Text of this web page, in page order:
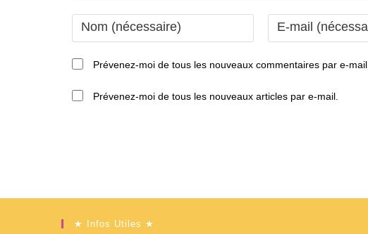
Enter
your
name
username
Enter
your
to
Prévenez-moi de tous les nouveaux commentaires par e-mail.
Prévenez-moi de tous les nouveaux articles par e-mail.
★ Infos Utiles ★